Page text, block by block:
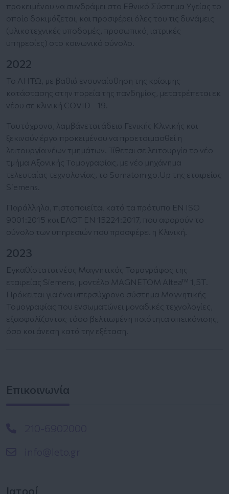
προκειμένου να συνδράμει στο Εθνικό Σύστημα Υγείας το
οποίο δοκιμάζεται, και προσφέρει όλες του τις δυνάμεις
(υλικοτεχνικές υποδομές, προσωπικό, ιατρικές
υπηρεσίες) στο κοινωνικό σύνολο.
2022
Το ΛΗΤΩ, με βαθιά ενσυναίσθηση της κρίσιμης
κατάστασης στην πορεία της πανδημίας, μετατρέπεται εκ
νέου σε κλινική COVID - 19.
Ταυτόχρονα, λαμβάνεται άδεια Γενικής Κλινικής και
ξεκινούν έργα προκειμένου να προετοιμασθεί η
λειτουργία νέων τμημάτων. Τίθεται σε λειτουργία το νέο
τμήμα Αξονικής Τομογραφίας, με νέο μηχάνημα
τελευταίας τεχνολογίας, το Somatom go.Up της εταιρείας
Siemens.
Παράλληλα, πιστοποιείται κατά τα πρότυπα ΕΝ ISO
9001:2015 και ΕΛΟΤ ΕΝ 15224:2017, που αφορούν το
σύνολο των υπηρεσιών που προσφέρει η Κλινική.
2023
Εγκαθίσταται νέος Μαγνητικός Τομογράφος της
εταιρείας Siemens, μοντέλο MAGNETOM Altea™ 1,5Τ.
Πρόκειται για ένα υπερσύχρονο σύστημα Μαγνητικής
Τομογραφίας που ενσωματώνει μοναδικές τεχνολογίες,
εξασφαλίζοντας τόσο βελτιωμένη ποιότητα απεικόνισης,
όσο και άνεση κατά την εξέταση.
Επικοινωνία
Ιατροί